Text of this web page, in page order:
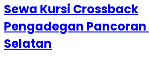
Sewa Kursi Crossback
Pengadegan
Selatan